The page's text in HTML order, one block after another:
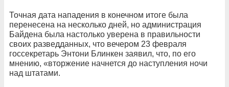
Точная дата нападения в конечном итоге была
перенесена на несколько дней, но администрация
Байдена была настолько уверена в правильности
своих разведданных, что вечером 23 февраля
госсекретарь Энтони Блинкен заявил, что, по его
мнению, «вторжение начнется до наступления ночи
над штатами.